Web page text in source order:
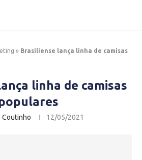
» Brasiliense lança linha de camisas
linha de camisas
Coutinho 12/05/2021